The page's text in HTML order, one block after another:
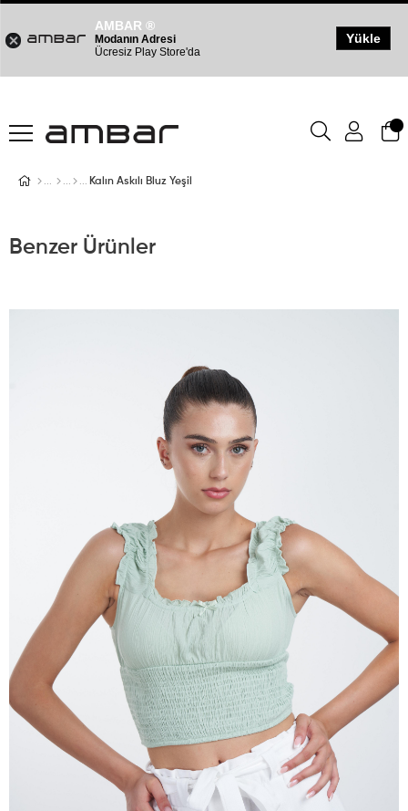
Kalın Askılı Bluz Yeşil
Benzer Ürünler
AMBAR ®
Modanın Adresi
Ücresiz Play Store'da
Yükle